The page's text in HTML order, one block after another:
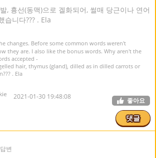
, 흉선(동맥)으로 겔화되어, 썰매 당근이나 연어
습니다??? . Ela
changes. Before some common words weren't
they are. I also like the bonus words. Why aren't the
accepted -
hair, thymus (gland), dilled as in dilled carrots or
. Ela
2021-01-30 19:48:08 좋아요
댓글
변